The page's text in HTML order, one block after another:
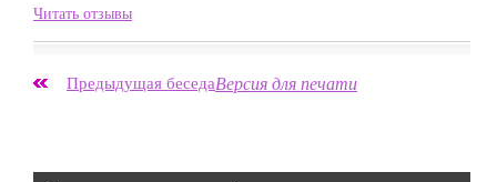
Читать отзывы
Предыдущая беседаВерсия для печати